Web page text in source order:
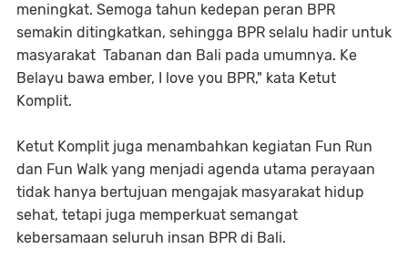
meningkat. Semoga tahun kedepan peran BPR
semakin ditingkatkan, sehingga BPR selalu hadir untuk
masyarakat Tabanan dan Bali pada umumnya. Ke
Belayu bawa ember, I love you BPR," kata Ketut
Komplit.
Ketut Komplit juga menambahkan kegiatan Fun Run
dan Fun Walk yang menjadi agenda utama perayaan
tidak hanya bertujuan mengajak masyarakat hidup
sehat, tetapi juga memperkuat semangat
kebersamaan seluruh insan BPR di Bali.